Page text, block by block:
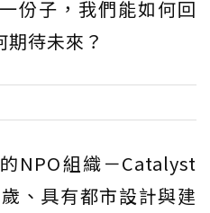
份子，我們能如何回
待未來？
NPO組織－Catalyst
、具有都市設計與建